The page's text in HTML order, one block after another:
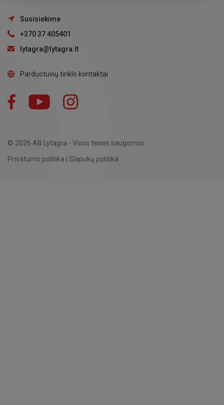
Susisiekime
+370 37 405401
lytagra@lytagra.lt
Parduotuvių tinklo kontaktai
Facebook YouTube
© 2026 AB Lytagra - Visos teisės saugomos
Privatumo politika
Slapukų politika